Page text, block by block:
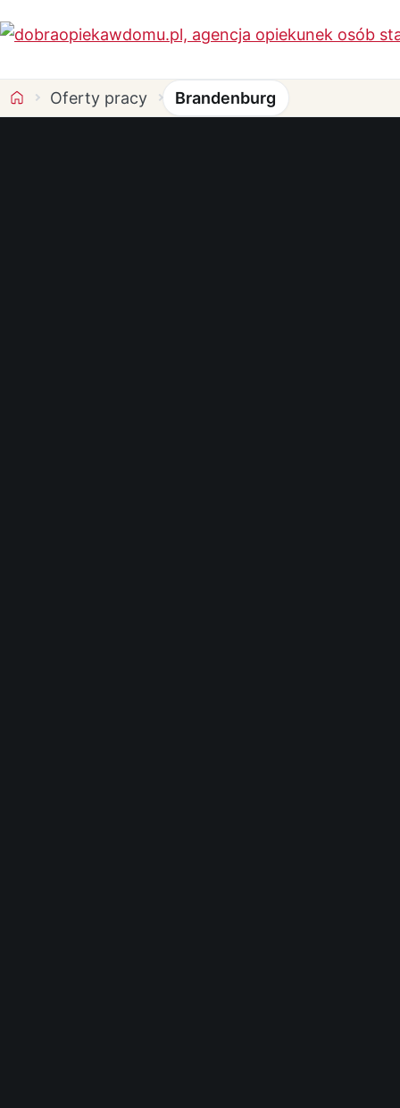
Oferty pracy Brandenburg